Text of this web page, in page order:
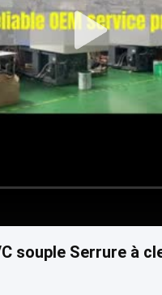
souple Serrure à